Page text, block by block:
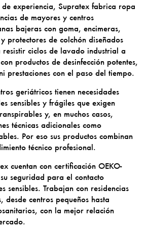
experiencia, Supratex fabrica ropa
de mayores y centros
bajeras con goma, encimeras,
protectores de colchón diseñados
resistir ciclos de lavado industrial a
productos de desinfección potentes,
prestaciones con el paso del tiempo.
geriátricos tienen necesidades
sensibles y frágiles que exigen
y, en muchos casos,
técnicas adicionales como
Por eso sus productos combinan
técnico profesional.
cuentan con certificación OEKO-
seguridad para el contacto
sensibles. Trabajan con residencias
desde centros pequeños hasta
con la mejor relación